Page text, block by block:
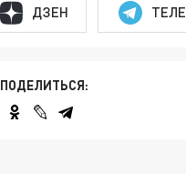
ДЗЕН
ПОДЕЛИТЬСЯ: